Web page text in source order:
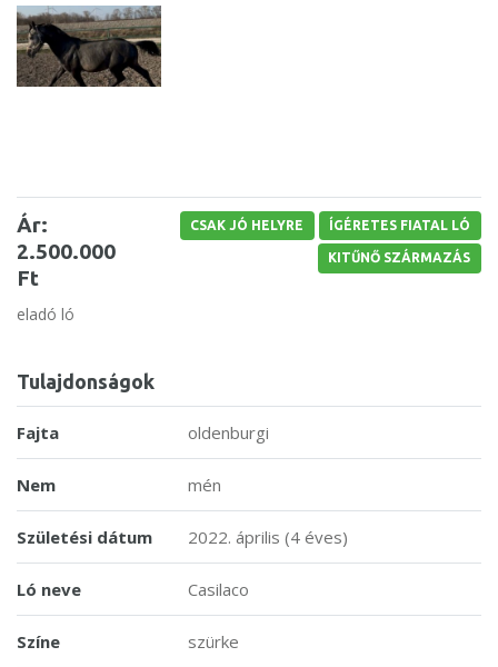
Ár:
2.500.000
Ft
eladó ló
CSAK JÓ HELYRE ÍGÉRETES FIATAL LÓ
KITŰNŐ SZÁRMAZÁS
Tulajdonságok
Fajta oldenburgi
Nem mén
Születési dátum 2022. április (4 éves)
Ló neve Casilaco
Színe szürke